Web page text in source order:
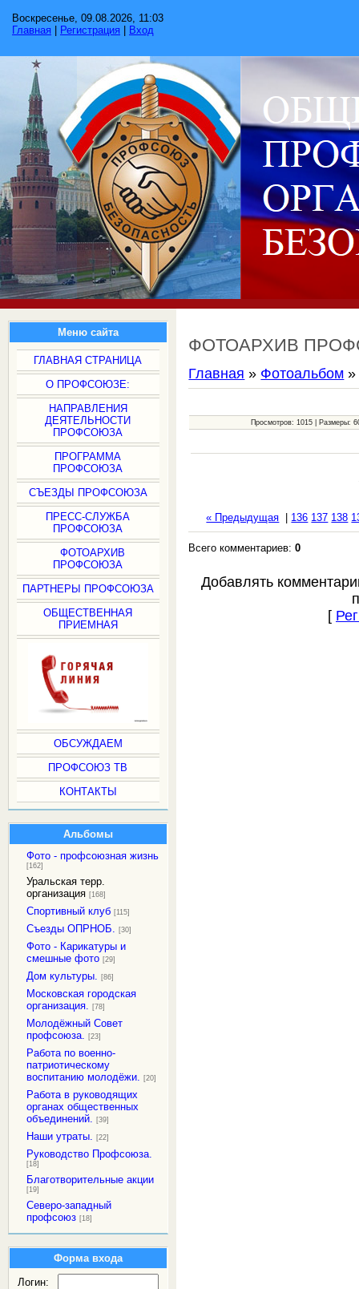
Воскресенье, 09.08.2026, 11:03
Главная
Регистрация Вход
Меню сайта
ГЛАВНАЯ СТРАНИЦА
О ПРОФСОЮЗЕ:
НАПРАВЛЕНИЯ
ДЕЯТЕЛЬНОСТИ
ПРОФСОЮЗА
ПРОГРАММА
ПРОФСОЮЗА
СЪЕЗДЫ ПРОФСОЮЗА
ПРЕСС-СЛУЖБА
ПРОФСОЮЗА
ФОТОАРХИВ
ПРОФСОЮЗА
ПАРТНЕРЫ ПРОФСОЮЗА
ОБЩЕСТВЕННАЯ
ПРИЕМНАЯ
ОБСУЖДАЕМ
ПРОФСОЮЗ ТВ
КОНТАКТЫ
Альбомы
Фото - профсоюзная жизнь
[162]
Уральская терр.
организация [168]
Спортивный клуб [115]
Съезды ОПРНОБ. [30]
Фото - Карикатуры и
смешные фото [29]
Дом культуры. [86]
Московская городская
организация. [78]
Молодёжный Совет
профсоюза. [23]
Работа по военно-
патриотическому
воспитанию молодёжи. [20]
Работа в руководящих
органах общественных
объединений. [39]
Наши утраты. [22]
Руководство Профсоюза.
[18]
Благотворительные акции
[19]
Северо-западный
профсоюз [18]
Форма входа
Логин:
ФОТОАРХИВ
Главная » Фотоальбом
Просмотров: 1015 | Размеры:
« Предыдущая 136 137 138
Всего комментариев:0
Добавлять
[